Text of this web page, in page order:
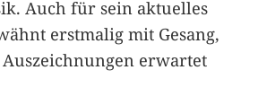
Auch für sein aktuelles
erstmalig mit Gesang,
erwartet